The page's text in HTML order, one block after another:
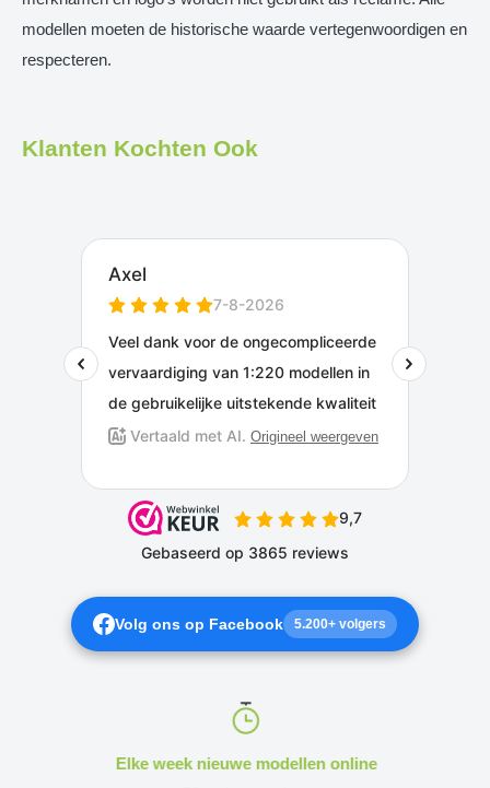
modellen moeten de historische waarde vertegenwoordigen en
respecteren.
Klanten Kochten Ook
Volg ons op Facebook 5.200+ volgers
Elke week nieuwe modellen online